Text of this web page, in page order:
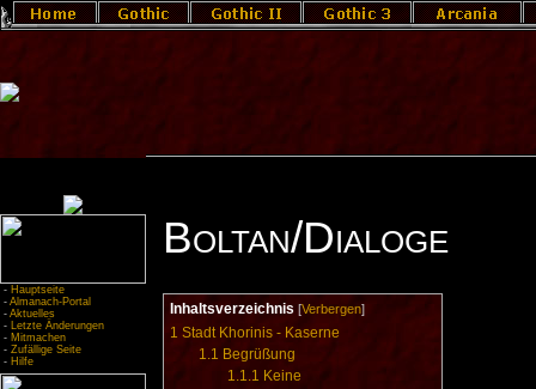
- Hauptseite
- Almanach-Portal
- Aktuelles
- Letzte Änderungen
- Mitmachen
- Zufällige Seite
- Hilfe
Boltan/Dialoge
Inhaltsverzeichnis [Verbergen]
1 Stadt Khorinis - Kaserne
1.1 Begrüßung
1.1.1 Keine